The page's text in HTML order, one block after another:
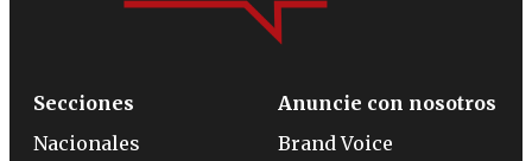
Secciones
Nacionales
Anuncie con nosotros
Brand Voice